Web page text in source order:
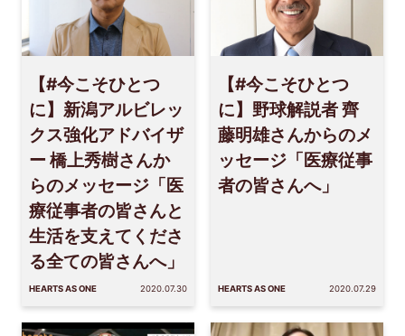
【#今こそひとつ
に】新潟アルビレッ
クス強化アドバイザ
ー 橋上秀樹さんか
らのメッセージ「医
療従事者の皆さんと
生活を支えてくださ
る全ての皆さんへ」
HEARTS AS ONE 2020.07.30
【#今こそひとつ
に】野球解説者 齊
藤明雄さんからのメ
ッセージ「医療従事
者の皆さんへ」
HEARTS AS ONE 2020.07.29